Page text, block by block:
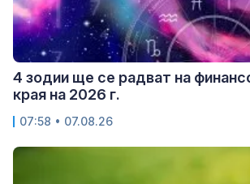
4 зодии ще се радват на
края на 2026 г.
07:58 • 07.08.26